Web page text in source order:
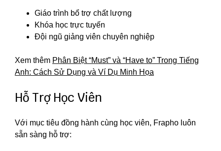
Giáo trình bổ trợ chất lượng
Khóa học trực tuyến
Đội ngũ giảng viên chuyên nghiệp
Xem thêm Phân Biệt “Must” và “Have to” Trong Tiếng
Anh: Cách Sử Dụng và Ví Dụ Minh Họa
Hỗ Trợ Học Viên
Với mục tiêu đồng hành cùng học viên, Frapho luôn
sẵn sàng hỗ trợ: